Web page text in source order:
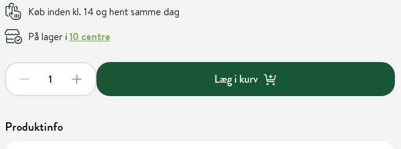
Køb inden kl. 14 og hent samme dag
På lager i 10 centre
Læg i kurv
Produktinfo